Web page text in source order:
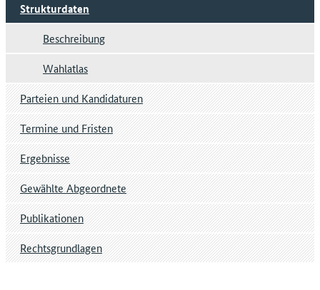
Strukturdaten
Beschreibung
Wahlatlas
Parteien und Kandidaturen
Termine und Fristen
Ergebnisse
Gewählte Abgeordnete
Publikationen
Rechtsgrundlagen